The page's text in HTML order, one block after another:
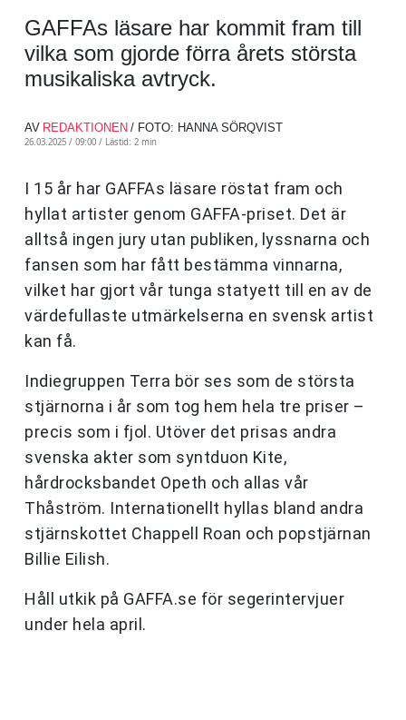
GAFFAs läsare har kommit fram till
vilka som gjorde förra årets största
musikaliska avtryck.
AV REDAKTIONEN / FOTO: HANNA SÖRQVIST
26.03.2025 / 09:00 / Lästid: 2 min
I 15 år har GAFFAs läsare röstat fram och
hyllat artister genom GAFFA-priset. Det är
alltså ingen jury utan publiken, lyssnarna och
fansen som har fått bestämma vinnarna,
vilket har gjort vår tunga statyett till en av de
värdefullaste utmärkelserna en svensk artist
kan få.
Indiegruppen Terra bör ses som de största
stjärnorna i år som tog hem hela tre priser –
precis som i fjol. Utöver det prisas andra
svenska akter som syntduon Kite,
hårdrocksbandet Opeth och allas vår
Thåström. Internationellt hyllas bland andra
stjärnskottet Chappell Roan och popstjärnan
Billie Eilish.
Håll utkik på GAFFA.se för segerintervjuer
under hela april.